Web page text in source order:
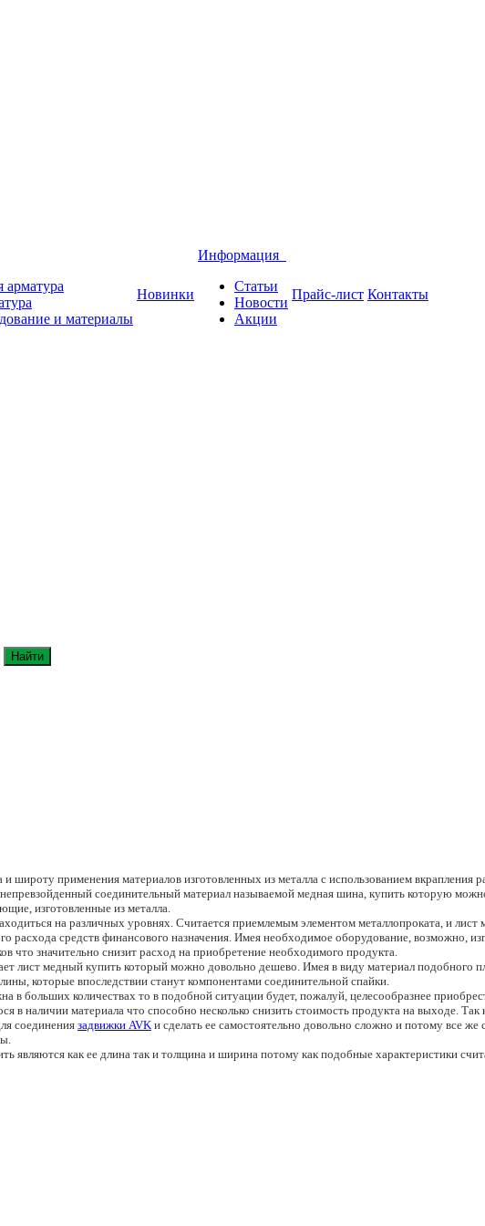
и материалы
Новинки
Информация
Статьи
Новости
Акции
Прайс-лист Контакты
Найти
широту применения материалов изготовленных из металла с использованием
соединительный материал называемой медная шина, купить которую
изготовленные из металла.
на различных уровнях. Считается приемлемым элементом металлопроката, и
расхода средств финансового назначения. Имея необходимое оборудование, возможно,
что значительно снизит расход на приобретение необходимого продукта.
лист медный купить который можно довольно дешево. Имея в виду материал подобного
которые впоследствии станут компонентами соединительной спайки.
в больших количествах то в подобной ситуации будет, пожалуй, целесообразнее
в наличии материала что способно несколько снизить стоимость продукта на выходе.
соединения задвижки AVK и сделать ее самостоятельно довольно сложно и потому все
как ее длина так и толщина и ширина потому как подобные характеристики